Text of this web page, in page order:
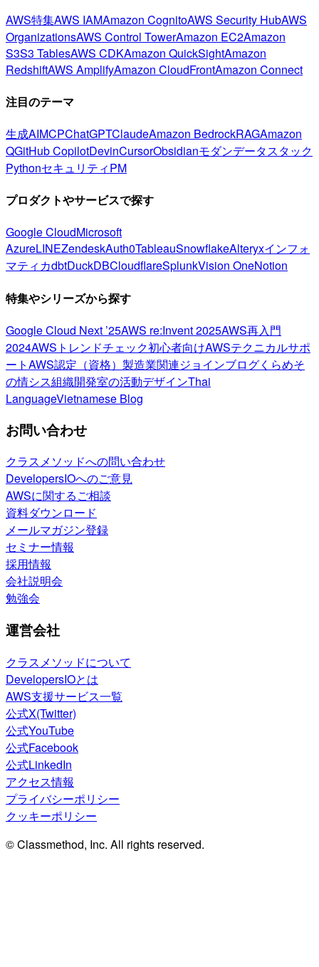
AWS特集AWS IAMAmazon CognitoAWS Security HubAWS
OrganizationsAWS Control TowerAmazon EC2Amazon
S3S3 TablesAWS CDKAmazon QuickSightAmazon
RedshiftAWS AmplifyAmazon CloudFrontAmazon Connect
注目のテーマ
生成AIMCPChatGPTClaudeAmazon BedrockRAGAmazon
QGitHub CopilotDevinCursorObsidianモダンデータスタック
PythonセキュリティPM
プロダクトやサービスで探す
Google CloudMicrosoft
AzureLINEZendeskAuth0TableauSnowflakeAlteryxインフォ
マティカdbtDuckDBCloudflareSplunkVision OneNotion
特集やシリーズから探す
Google Cloud Next ’25AWS re:Invent 2025AWS再入門
2024AWSトレンドチェック初心者向けAWSテクニカルサポ
ートAWS認定（資格） 製造業関連ジョインブログくらめそ
の情シス組織開発室の活動デザインThai
LanguageVietnamese Blog
お問い合わせ
クラスメソッドへの問い合わせ
DevelopersIOへのご意見
AWSに関するご相談
資料ダウンロード
メールマガジン登録
セミナー情報
採用情報
会社説明会
勉強会
運営会社
クラスメソッドについて
DevelopersIOとは
AWS支援サービス一覧
公式X(Twitter)
公式YouTube
公式Facebook
公式LinkedIn
アクセス情報
プライバシーポリシー
クッキーポリシー
© Classmethod, Inc. All rights reserved.